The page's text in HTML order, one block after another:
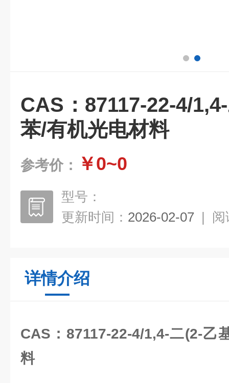
CAS：87117-22-4/
苯/有机光电材料
参考价： ￥0~0
型号：
更新时间： 2026-02-07 | 阅
详情介绍
CAS：87117-22-4/1,4-二(2-乙
料